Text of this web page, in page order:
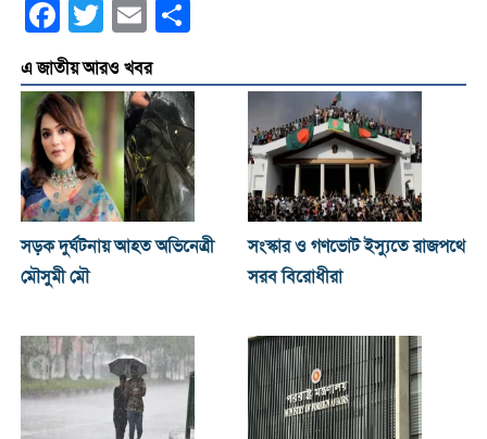
Facebook
Twitter Email
এ জাতীয় আরও খবর
সড়ক দুর্ঘটনায় আহত অভিনেত্রী
মৌসুমী মৌ
সংস্কার ও গণভোট ইস্যুতে রাজপথে
সরব বিরোধীরা